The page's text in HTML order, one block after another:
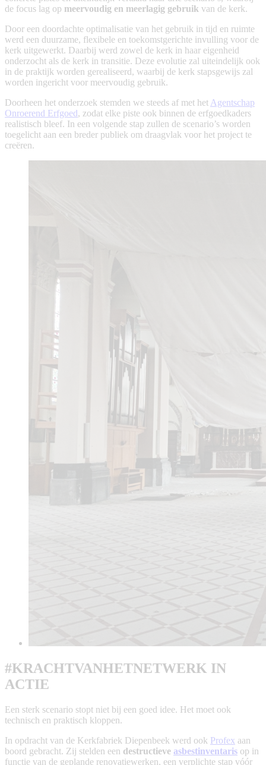
de focus lag op meervoudig en meerlagig gebruik van de kerk.
Door een doordachte optimalisatie van het gebruik in tijd en ruimte
werd een duurzame, flexibele en toekomstgerichte invulling voor de
kerk uitgewerkt. Daarbij werd zowel de kerk in haar eigenheid
onderzocht als de kerk in transitie. Deze evolutie zal uiteindelijk ook
in de praktijk worden gerealiseerd, waarbij de kerk stapsgewijs zal
worden ingericht voor meervoudig gebruik.
Doorheen het onderzoek stemden we steeds af met het Agentschap
Onroerend Erfgoed , zodat elke piste ook binnen de erfgoedkaders
realistisch bleef. In een volgende stap zullen de scenario’s worden
toegelicht aan een breder publiek om draagvlak voor het project te
creëren.
#KRACHTVANHETNETWERK IN
ACTIE
Een sterk scenario stopt niet bij een goed idee. Het moet ook
technisch en praktisch kloppen.
In opdracht van de Kerkfabriek Diepenbeek werd ook Profex aan
boord gebracht. Zij stelden een destructieve asbestinventaris op in
functie van de geplande renovatiewerken, een verplichte stap vóór